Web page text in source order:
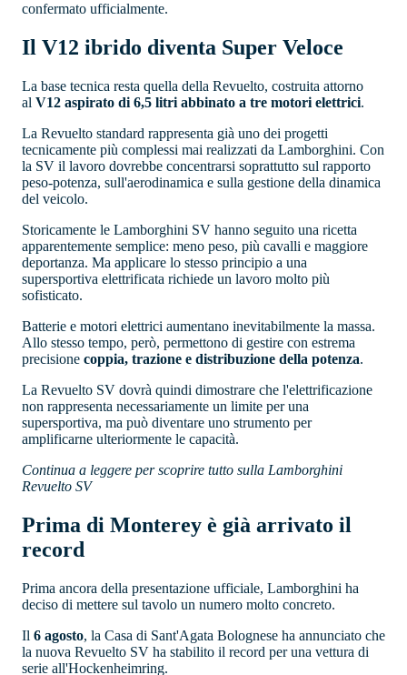
confermato ufficialmente.
Il V12 ibrido diventa Super Veloce
La base tecnica resta quella della Revuelto, costruita attorno
al V12 aspirato di 6,5 litri abbinato a tre motori elettrici.
La Revuelto standard rappresenta già uno dei progetti
tecnicamente più complessi mai realizzati da Lamborghini. Con
la SV il lavoro dovrebbe concentrarsi soprattutto sul rapporto
peso-potenza, sull'aerodinamica e sulla gestione della dinamica
del veicolo.
Storicamente le Lamborghini SV hanno seguito una ricetta
apparentemente semplice: meno peso, più cavalli e maggiore
deportanza. Ma applicare lo stesso principio a una
supersportiva elettrificata richiede un lavoro molto più
sofisticato.
Batterie e motori elettrici aumentano inevitabilmente la massa.
Allo stesso tempo, però, permettono di gestire con estrema
precisione coppia, trazione e distribuzione della potenza.
La Revuelto SV dovrà quindi dimostrare che l'elettrificazione
non rappresenta necessariamente un limite per una
supersportiva, ma può diventare uno strumento per
amplificarne ulteriormente le capacità.
Continua a leggere per scoprire tutto sulla Lamborghini
Revuelto SV
Prima di Monterey è già arrivato il
record
Prima ancora della presentazione ufficiale, Lamborghini ha
deciso di mettere sul tavolo un numero molto concreto.
Il 6 agosto, la Casa di Sant'Agata Bolognese ha annunciato che
la nuova Revuelto SV ha stabilito il record per una vettura di
serie all'Hockenheimring.